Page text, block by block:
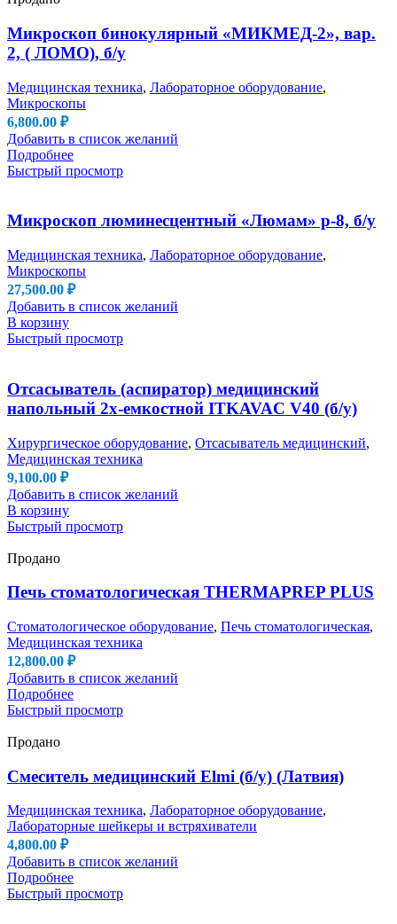
Микроскоп бинокулярный «МИКМЕД-2», вар.
2, ( ЛОМО), б/у
Медицинская техника, Лабораторное оборудование,
Микроскопы
6,800.00 ₽
Добавить в список желаний
Подробнее
Быстрый просмотр
Микроскоп люминесцентный «Люмам» р-8, б/у
Медицинская техника, Лабораторное оборудование,
Микроскопы
27,500.00 ₽
Добавить в список желаний
В корзину
Быстрый просмотр
Отсасыватель (аспиратор) медицинский
напольный 2х-емкостной ITKAVAC V40 (б/у)
Хирургическое оборудование, Отсасыватель медицинский,
Медицинская техника
9,100.00 ₽
Добавить в список желаний
В корзину
Быстрый просмотр
Продано
Печь стоматологическая THERMAPREP PLUS
Стоматологическое оборудование, Печь стоматологическая,
Медицинская техника
12,800.00 ₽
Добавить в список желаний
Подробнее
Быстрый просмотр
Продано
Смеситель медицинский Elmi (б/у) (Латвия)
Медицинская техника, Лабораторное оборудование,
Лабораторные шейкеры и встряхиватели
4,800.00 ₽
Добавить в список желаний
Подробнее
Быстрый просмотр